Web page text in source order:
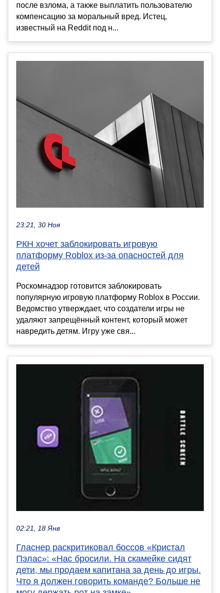
после взлома, а также выплатить пользователю
компенсацию за моральный вред. Истец,
известный на Reddit под н...
23:21, 30 Ноя
РКН хочет заблокировать игровую
платформу Roblox из-за опасностей для
детей
Роскомнадзор готовится заблокировать
популярную игровую платформу Roblox в России.
Ведомство утверждает, что создатели игры не
удаляют запрещённый контент, который может
навредить детям. Игру уже свя...
02:21, 18 Янв
Гласнер раскритиковал боссов «Кристал
Пэлас»: «Нас бросили. На скамейке сидят
дети, мы продаем капитана за день до игры.
Что я должен говорить команде? Больше не